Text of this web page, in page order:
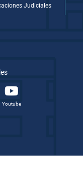
Judiciales
Youtube